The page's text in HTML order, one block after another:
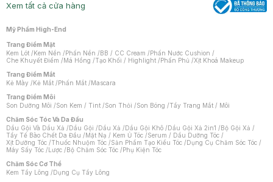
Xem tất cả cửa hàng
Mỹ Phẩm High-End
Trang Điểm Mặt
Kem Lót /Kem Nền /Phấn Nền /BB / CC Cream /Phấn Nước Cushion /
Che Khuyết Điểm /Má Hồng /Tạo Khối / Highlight /Phấn Phủ /Xịt Khoá Makeup
Trang Điểm Mắt
Kẻ Mày /Kẻ Mắt /Phấn Mắt /Mascara
Trang Điểm Môi
Son Dưỡng Môi /Son Kem / Tint /Son Thỏi /Son Bóng /Tẩy Trang Mắt / Môi
Chăm Sóc Tóc Và Da Đầu
Dầu Gội Và Dầu Xả /Dầu Gội /Dầu Xả /Dầu Gội Khô /Dầu Gội Xả 2in1 /Bộ Gội Xả /
Tẩy Tế Bào Chết Da Đầu /Mặt Nạ / Kem Ủ Tóc /Serum / Dầu Dưỡng Tóc /
Xịt Dưỡng Tóc /Thuốc Nhuộm Tóc /Sản Phẩm Tạo Kiểu Tóc /Dụng Cụ Chăm Sóc Tóc /
Máy Sấy Tóc /Lược /Bộ Chăm Sóc Tóc /Phụ Kiện Tóc
Chăm Sóc Cơ Thể
Kem Tẩy Lông /Dụng Cụ Tẩy Lông